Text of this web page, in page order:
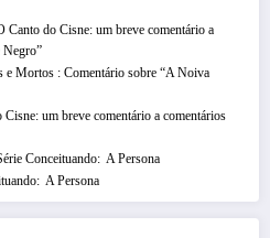
Canto do Cisne: um breve comentário a
Negro”
e Mortos : Comentário sobre “A Noiva
Cisne: um breve comentário a comentários
Conceituando: A Persona
A Persona